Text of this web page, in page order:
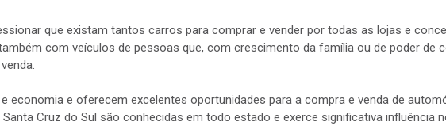
que existam tantos carros para comprar e vender por todas as lojas e
com veículos de pessoas que, com crescimento da família ou de poder de
economia e oferecem excelentes oportunidades para a compra e venda de
Cruz do Sul são conhecidas em todo estado e exerce significativa influência